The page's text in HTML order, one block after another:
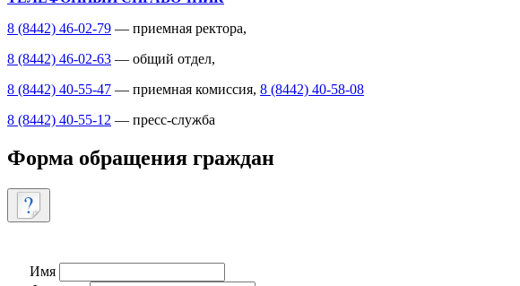
8 (8442) 46-02-79 — приемная ректора,
8 (8442) 46-02-63 — общий отдел,
8 (8442) 40-55-47 — приемная комиссия, 8 (8442) 40-58-08
8 (8442) 40-55-12 — пресс-служба
Форма обращения граждан
Имя